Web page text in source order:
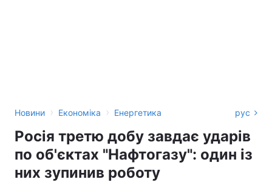
Новини › Економіка › Енергетика рус
Росія третю добу завдає ударів
по об'єктах "Нафтогазу": один із
них зупинив роботу